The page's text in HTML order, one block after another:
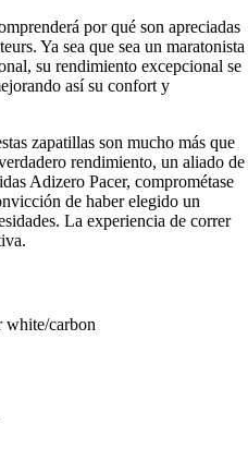
por qué son apreciadas
Ya sea que sea un maratonista
su rendimiento excepcional se
así su confort y
zapatillas son mucho más que
rendimiento, un aliado de
Adizero Pacer, comprométase
de haber elegido un
La experiencia de correr
white/carbon